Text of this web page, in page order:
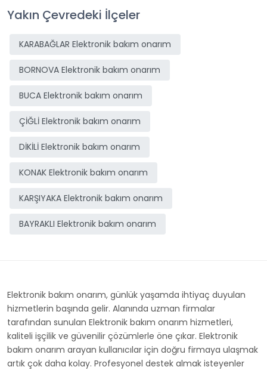
Yakın Çevredeki İlçeler
KARABAĞLAR Elektronik bakım onarım
BORNOVA Elektronik bakım onarım
BUCA Elektronik bakım onarım
ÇİĞLİ Elektronik bakım onarım
DİKİLİ Elektronik bakım onarım
KONAK Elektronik bakım onarım
KARŞIYAKA Elektronik bakım onarım
BAYRAKLI Elektronik bakım onarım
Elektronik bakım onarım, günlük yaşamda ihtiyaç duyulan
hizmetlerin başında gelir. Alanında uzman firmalar
tarafından sunulan Elektronik bakım onarım hizmetleri,
kaliteli işçilik ve güvenilir çözümlerle öne çıkar. Elektronik
bakım onarım arayan kullanıcılar için doğru firmaya ulaşmak
artık çok daha kolay. Profesyonel destek almak isteyenler